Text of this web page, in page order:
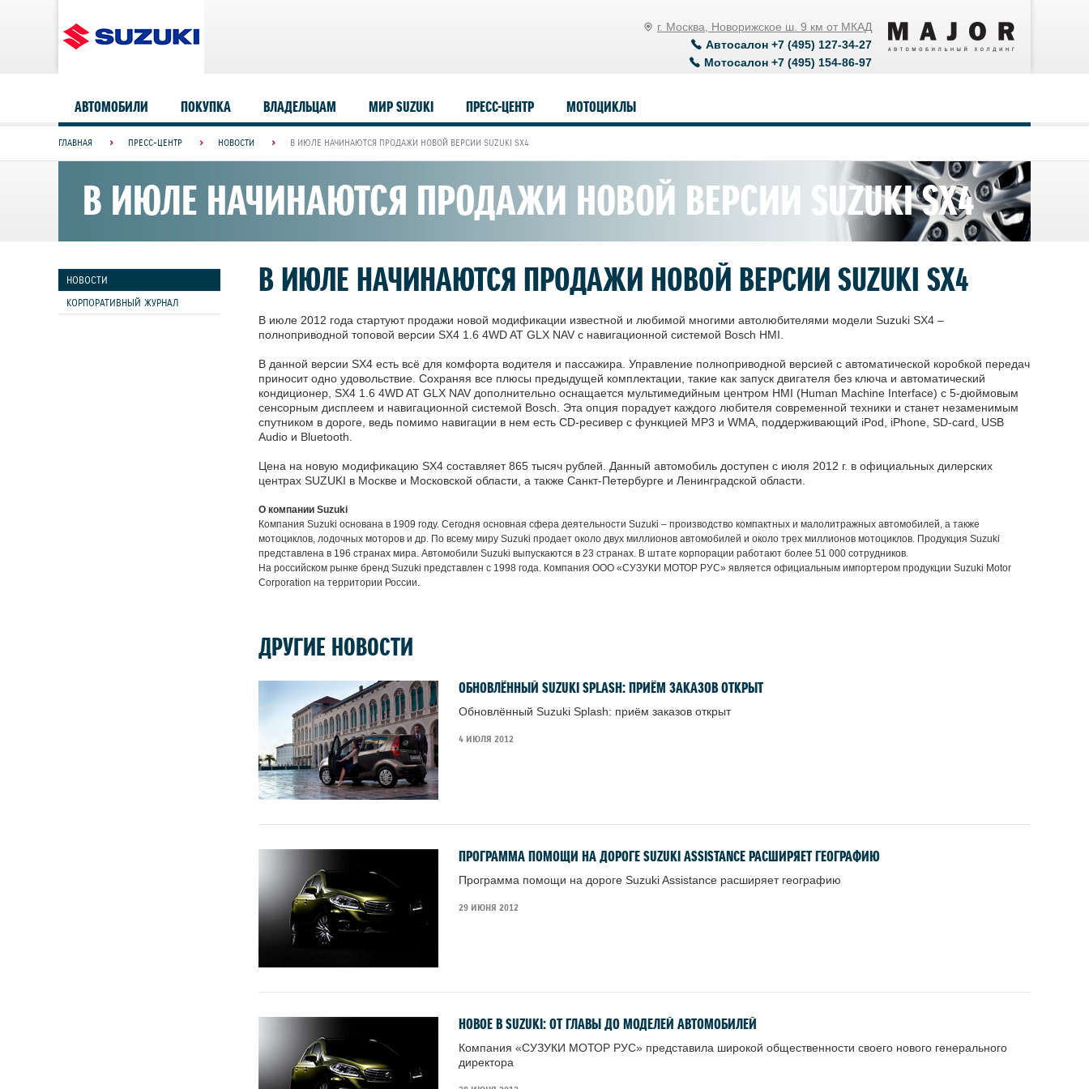
г. Москва, Новорижское ш. 9 км от МКАД
Автосалон +7 (495) 127-34-27
Мотосалон +7 (495) 154-86-97
АВТОМОБИЛИ ПОКУПКА ВЛАДЕЛЬЦАМ МИР SUZUKI ПРЕСС-ЦЕНТР МОТОЦИКЛЫ
ГЛАВНАЯ ПРЕСС-ЦЕНТР НОВОСТИ В ИЮЛЕ НАЧИНАЮТСЯ ПРОДАЖИ НОВОЙ ВЕРСИИ SUZUKI SX4
В ИЮЛЕ НАЧИНАЮТСЯ ПРОДАЖИ НОВОЙ ВЕРСИИ SUZUKI SX4
В ИЮЛЕ НАЧИНАЮТСЯ ПРОДАЖИ НОВОЙ ВЕРСИИ SUZUKI SX4
В июле 2012 года стартуют продажи новой модификации известной и любимой многими автолюбителями модели Suzuki SX4 –
полноприводной топовой версии SX4 1.6 4WD AT GLX NAV с навигационной системой Bosch HMI.
В данной версии SX4 есть всё для комфорта водителя и пассажира. Управление полноприводной версией с автоматической коробкой передач
приносит одно удовольствие. Сохраняя все плюсы предыдущей комплектации, такие как запуск двигателя без ключа и автоматический
кондиционер, SX4 1.6 4WD AT GLX NAV дополнительно оснащается мультимедийным центром HMI (Human Machine Interface) с 5-дюймовым
сенсорным дисплеем и навигационной системой Bosch. Эта опция порадует каждого любителя современной техники и станет незаменимым
спутником в дороге, ведь помимо навигации в нем есть CD-ресивер с функцией MP3 и WMA, поддерживающий iPod, iPhone, SD-card, USB
Audio и Bluetooth.
Цена на новую модификацию SX4 составляет 865 тысяч рублей. Данный автомобиль доступен с июля 2012 г. в официальных дилерских
центрах SUZUKI в Москве и Московской области, а также Санкт-Петербурге и Ленинградской области.
О компании Suzuki
Компания Suzuki основана в 1909 году. Сегодня основная сфера деятельности Suzuki – производство компактных и малолитражных автомобилей, а также
мотоциклов, лодочных моторов и др. По всему миру Suzuki продает около двух миллионов автомобилей и около трех миллионов мотоциклов. Продукция Suzuki
представлена в 196 странах мира. Автомобили Suzuki выпускаются в 23 странах. В штате корпорации работают более 51 000 сотрудников.
На российском рынке бренд Suzuki представлен с 1998 года. Компания ООО «СУЗУКИ МОТОР РУС» является официальным импортером продукции Suzuki Motor
Corporation на территории России.
ДРУГИЕ НОВОСТИ
ОБНОВЛЁННЫЙ SUZUKI SPLASH: ПРИЁМ ЗАКАЗОВ ОТКРЫТ
Обновлённый Suzuki Splash: приём заказов открыт
4 ИЮЛЯ 2012
ПРОГРАММА ПОМОЩИ НА ДОРОГЕ SUZUKI ASSISTANCE РАСШИРЯЕТ ГЕОГРАФИЮ
Программа помощи на дороге Suzuki Assistance расширяет географию
29 ИЮНЯ 2012
НОВОЕ В SUZUKI: ОТ ГЛАВЫ ДО МОДЕЛЕЙ АВТОМОБИЛЕЙ
Компания «СУЗУКИ МОТОР РУС» представила широкой общественности своего нового генерального
директора
НОВОСТИ
КОРПОРАТИВНЫЙ ЖУРНАЛ